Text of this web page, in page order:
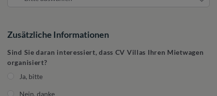
Zusätzliche Informationen
Sind Sie daran interessiert, dass CV Villas Ihren Mietwagen
organisiert?
Ja, bitte
Nein, danke